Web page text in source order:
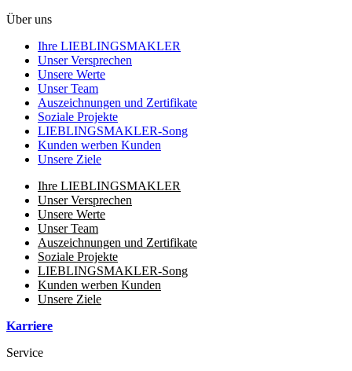
Über uns
Ihre LIEBLINGSMAKLER
Unser Versprechen
Unsere Werte
Unser Team
Auszeichnungen und Zertifikate
Soziale Projekte
LIEBLINGSMAKLER-Song
Kunden werben Kunden
Unsere Ziele
Ihre LIEBLINGSMAKLER
Unser Versprechen
Unsere Werte
Unser Team
Auszeichnungen und Zertifikate
Soziale Projekte
LIEBLINGSMAKLER-Song
Kunden werben Kunden
Unsere Ziele
Karriere
Service